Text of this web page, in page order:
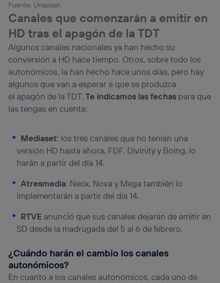
Fuente: Unsplash
Canales que comenzarán a emitir en
HD tras el apagón de la TDT
Algunos canales nacionales ya han hecho su
conversión a HD hace tiempo. Otros, sobre todo los
autonómicos, la han hecho hace unos días, pero hay
algunos que van a esperar a que se produzca
el apagón de la TDT.Te indicamos las fechas para que
las tengas en cuenta:
Mediaset: los tres canales que no tenían una
versión HD hasta ahora, FDF, Divinity y Boing, lo
harán a partir del día 14.
Atresmedia: Neox, Nova y Mega también lo
implementarán a partir del día 14.
RTVE anunció que sus canales dejarán de emitir en
SD desde la madrugada del 5 al 6 de febrero.
¿Cuándo harán el cambio los canales
autonómicos?
En cuanto a los canales autonómicos, cada uno de